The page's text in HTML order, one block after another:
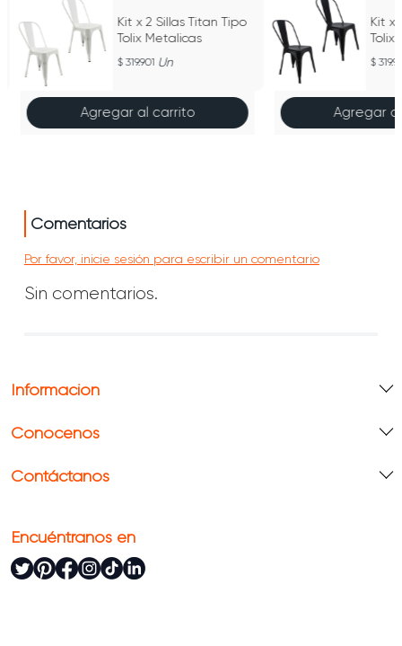
Kit x 2 Sillas Titan Tipo
Tolix Metalicas
319.901 Un
Agregar al carrito
Kit x
Tolix
Agregar
Comentarios
Por favor, inicie sesión para escribir un comentario
Sin comentarios.
Información
Conócenos
Contáctanos
Encuéntranos en